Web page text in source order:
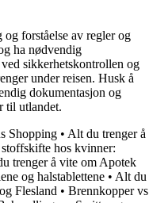
forståelse av regler og
ha nødvendig
sikkerhetskontrollen og
under reisen. Husk å
dokumentasjon og
til utlandet.
Shopping • Alt du trenger å
hos kvinner:
trenger å vite om Apotek
og halstablettene • Alt du
Flesland • Brennkopper vs